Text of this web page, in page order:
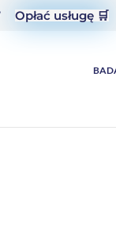
Opłać usługę 🛒